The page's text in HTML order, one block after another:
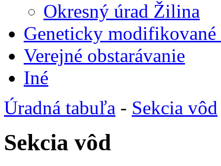
Okresný úrad Žilina
Geneticky
Verejné obstarávanie
Iné
Úradná tabuľa - Sekcia vôd
Sekcia vôd